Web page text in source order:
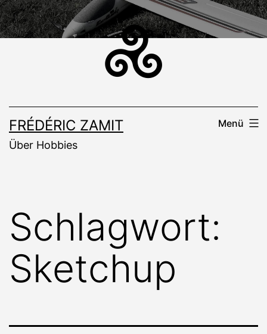
Zum
Inhalt
FRÉDÉRIC ZAMIT
Über Hobbies
Menü
Schlagwort:
Sketchup